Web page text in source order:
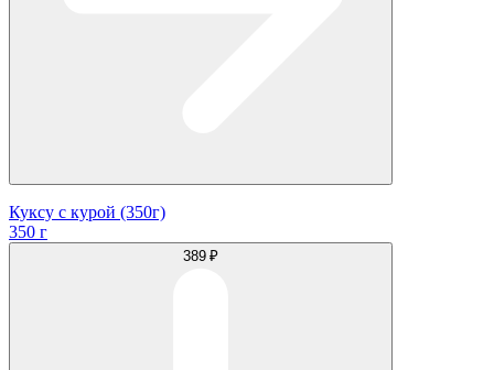
Куксу с курой (350г)
350 г
389 ₽